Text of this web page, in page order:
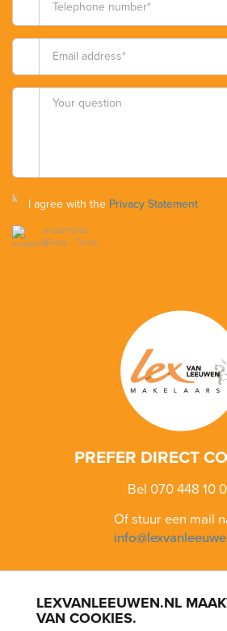
LEXVANLEEUWEN.NL
VAN COOKIES.
I agree with the Privacy Statement
reCAPTCHA
Privacy • Terms
PREFER DIRECT
Bel 070 448 10
Of stuur een mail
BLOEMENBUURT BOHEMEN